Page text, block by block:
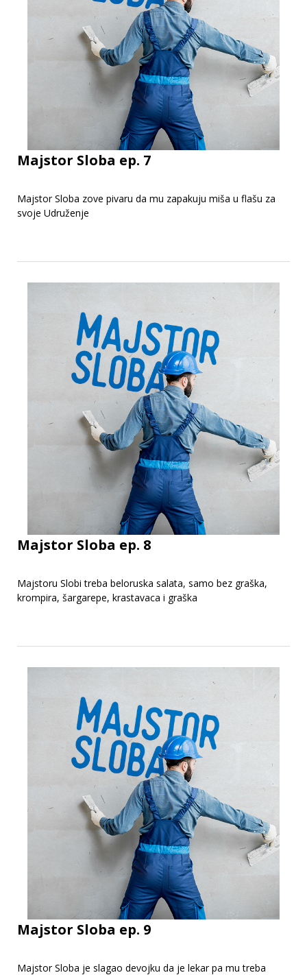
Majstor Sloba ep. 7
Majstor Sloba zove pivaru da mu zapakuju miša u flašu za
svoje Udruženje
Majstor Sloba ep. 8
Majstoru Slobi treba beloruska salata, samo bez graška,
krompira, šargarepe, krastavaca i graška
Majstor Sloba ep. 9
Majstor Sloba je slagao devojku da je lekar pa mu treba